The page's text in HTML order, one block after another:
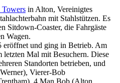
in Alton, Vereinigtes
mit Stahlstützen. Es
Sitdown-Coaster, die Fahrgäste
Wagen.
eröffnet und ging in Betrieb. Am
Mal mit Besuchern. Diese
Standorten betrieben, und
Vierer-Bob
4 Man Bob (Alton